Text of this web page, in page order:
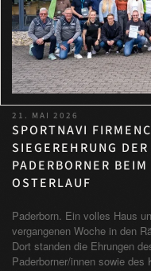
21. MAI 2026
SPORTNAVI
SIEGEREHRUNG
PADERBORNER
OSTERLAUF
Paderborn. Ein volles Haus
vergangenen Woche in den
Dort standen die Ehrungen
Paderborner/innen sowie